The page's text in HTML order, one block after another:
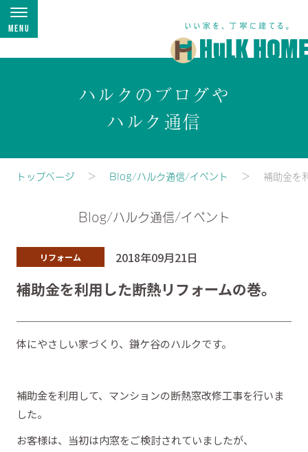
Menu
ハルクのブログや
ハルク通信
トップページ Blog/ハルク通信/イベント 補助金を
Blog/ハルク通信/イベント
リフォーム 2018年09月21日
補助金を利用した断熱リフォームの巻。
体にやさしい家づくり、鎌ケ谷のハルクです。
補助金を利用して、マンションの断熱窓改修工事を行いま
した。
お客様は、当初は内窓をご検討されていましたが、